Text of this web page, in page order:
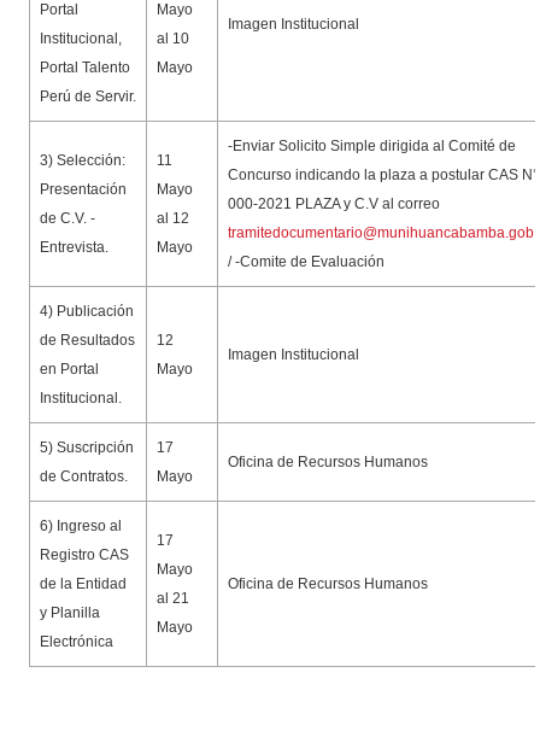
Portal
Institucional,
Portal Talento
Perú de Servir.
Mayo
al 10
Mayo
Imagen Institucional
3) Selección:
Presentación
de C.V. -
Entrevista.
11
Mayo
al 12
Mayo
-Enviar Solicito Simple dirigida al Comité de
Concurso indicando la plaza a postular CAS N°
000-2021 PLAZA y C.V al correo
/ -Comite de Evaluación
4) Publicación
de Resultados
en Portal
Institucional.
12
Mayo
Imagen Institucional
5) Suscripción
de Contratos.
17
Mayo
Oficina de Recursos Humanos
6) Ingreso al
Registro CAS
de la Entidad
y Planilla
Electrónica
17
Mayo
al 21
Mayo
Oficina de Recursos Humanos